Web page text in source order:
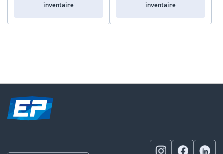
inventaire
inventaire